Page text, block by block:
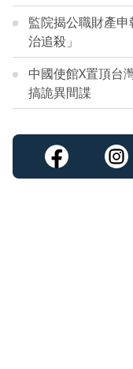
監院揭公職財產
治追殺」
中國使館X置頂台
搞詭異間諜